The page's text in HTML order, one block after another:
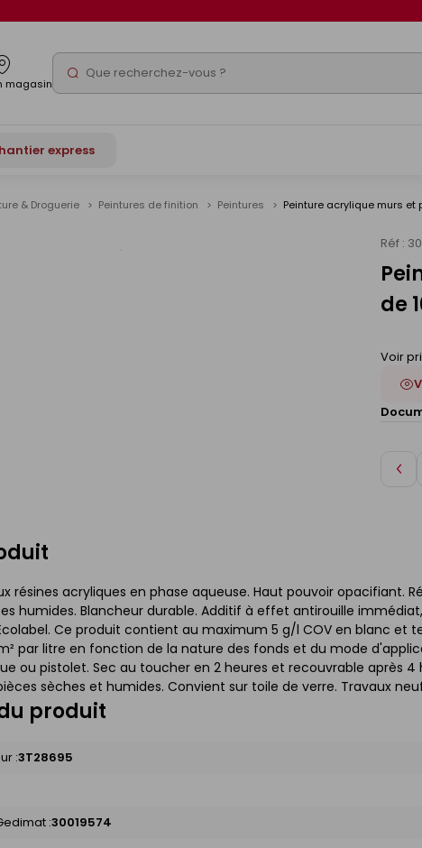
magasin Rechercher
express
& Droguerie Peintures de finition Peintures Peinture acrylique murs et
Réf :
de
Voir
résines acryliques en phase aqueuse. Haut pouvoir opacifiant.
humides. Blancheur durable. Additif à effet antirouille
Ce produit contient au maximum 5 g/l COV en blanc et
par litre en fonction de la nature des fonds et du mode
ou pistolet. Sec au toucher en 2 heures et recouvrable après 4
sèches et humides. Convient sur toile de verre. Travaux
produit
:3T28695
:30019574